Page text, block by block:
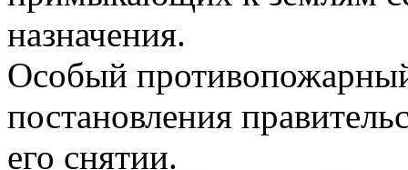
назначения.
Особый
постановления
его снятии.